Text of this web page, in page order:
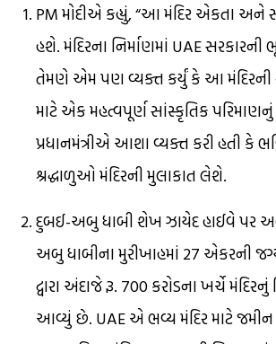
PM મોદીએ કહ્યું, “આ મંદિર એકતા અને
હશે. મંદિરના નિર્માણમાં UAE
તેમણે એમ પણ વ્યક્ત કર્યું કે આ મંદિરની
માટે એક મહત્વપૂર્ણ સાંસ્કૃતિક
પ્રધાનમંત્રીએ આશા વ્યક્ત કરી હતી કે
શ્રદ્ધાળુઓ મંદિરની મુલાકાત લેશે.
દુબઈ-અબુ ધાબી શેખ ઝાયેદ હાઈવે પર
અબુ ધાબીના મુરીખાહમાં 27 એકરની
દ્વારા અંદાજે રૂ. 700 કરોડના ખર્ચે મંદિરનું
આવ્યું છે. UAE એ ભવ્ય મંદિર માટે